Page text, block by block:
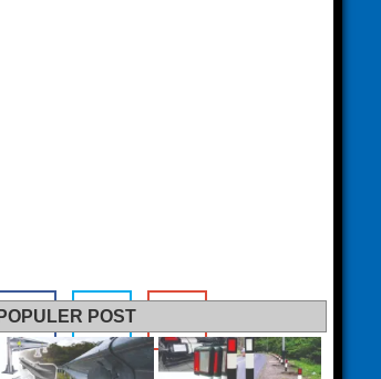
POPULER POST